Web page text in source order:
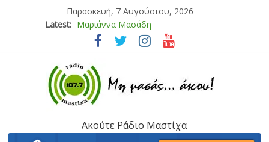
Παρασκευή, 7 Αυγούστου, 2026
Latest: Μαριάννα Μασάδη
Τάνια Μπρεάζου
Μάνος Τρυπιάς & Γιώργος Στρατάκης
Ιορδάνης Αγαπητός
Ακούτε Ράδιο Μαστίχα